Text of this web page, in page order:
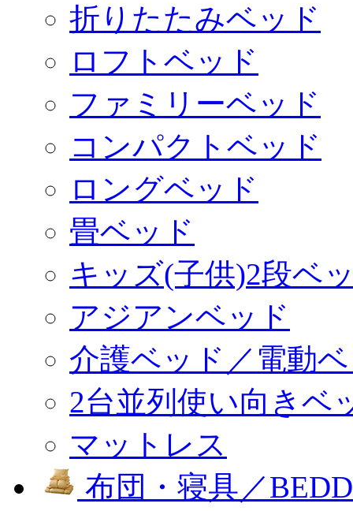
折りたたみベッド
ロフトベッド
ファミリーベッド
コンパクトベッド
ロングベッド
畳ベッド
キッズ(子供)2段ベ
アジアンベッド
介護ベッド／電動
2台並列使い向きベ
マットレス
布団・寝具／